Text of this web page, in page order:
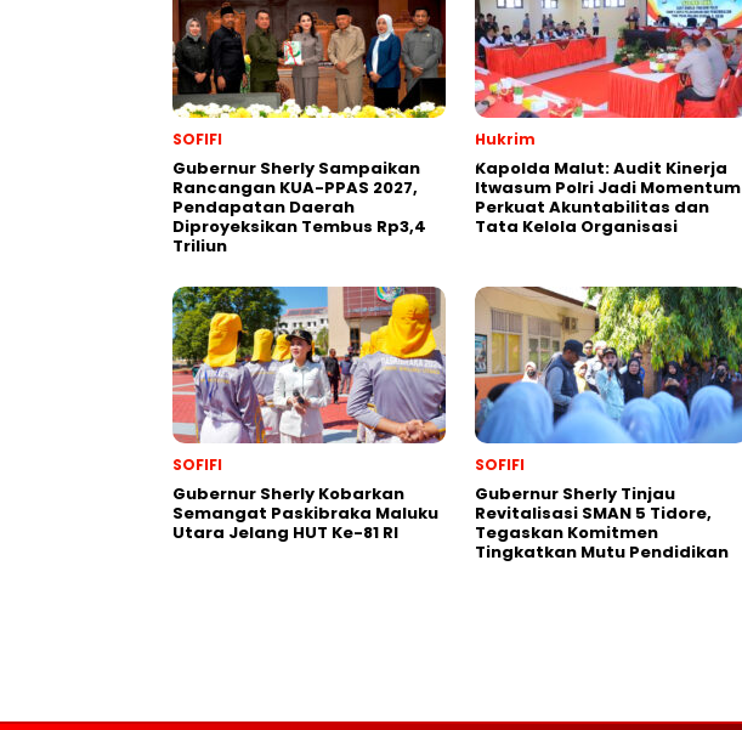
SOFIFI
Gubernur Sherly Sampaikan
Rancangan KUA-PPAS 2027,
Pendapatan Daerah
Diproyeksikan Tembus Rp3,4
Triliun
Hukrim
Kapolda Malut: Audit Kinerja
Itwasum Polri Jadi Momentum
Perkuat Akuntabilitas dan
Tata Kelola Organisasi
SOFIFI
Gubernur Sherly Kobarkan
Semangat Paskibraka Maluku
Utara Jelang HUT Ke-81 RI
SOFIFI
Gubernur Sherly Tinjau
Revitalisasi SMAN 5 Tidore,
Tegaskan Komitmen
Tingkatkan Mutu Pendidikan